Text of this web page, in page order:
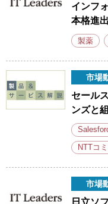
インフ
本格進
製薬
市場
セール
ンズと
NTTコ
市場
日立ソ